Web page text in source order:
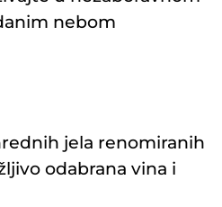
nebom
jela renomiranih
odabrana vina i